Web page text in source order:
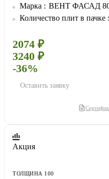
Марка
ВЕНТ ФАСАД
Количество плит в пачке
2074 ₽
3240 ₽
-36%
Оставить заявку
Акция
ТОЛЩИНА 100